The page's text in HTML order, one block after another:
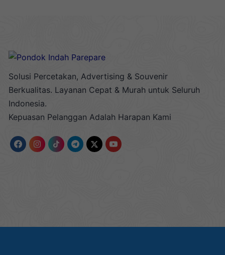
Solusi Percetakan, Advertising & Souvenir
Berkualitas. Layanan Cepat & Murah untuk Seluruh
Indonesia.
Kepuasan Pelanggan Adalah Harapan Kami